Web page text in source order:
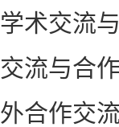
术交流
流与合
合作交